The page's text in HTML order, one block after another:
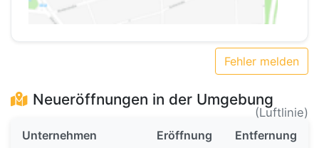
Fehler melden
Neueröffnungen in der Umgebung
(Luftlinie)
Unternehmen
Eröffnung Entfernung